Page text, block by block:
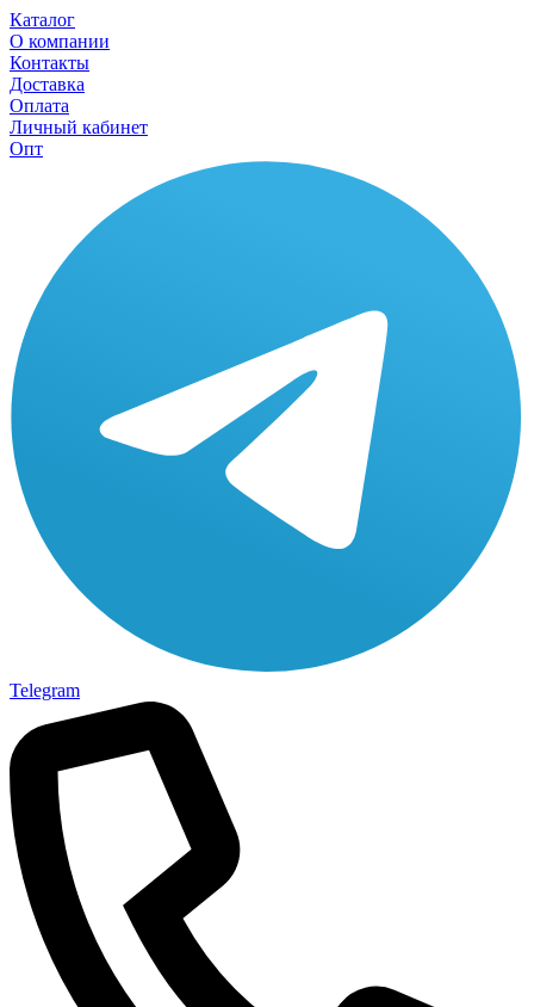
Каталог
О компании
Контакты
Доставка
Оплата
Личный кабинет
Опт
Telegram